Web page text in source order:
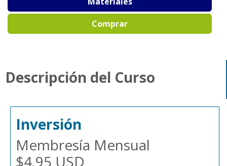
Comprar
Descripción del Curso
Inversión
Membresía Mensual
$4.95 USD